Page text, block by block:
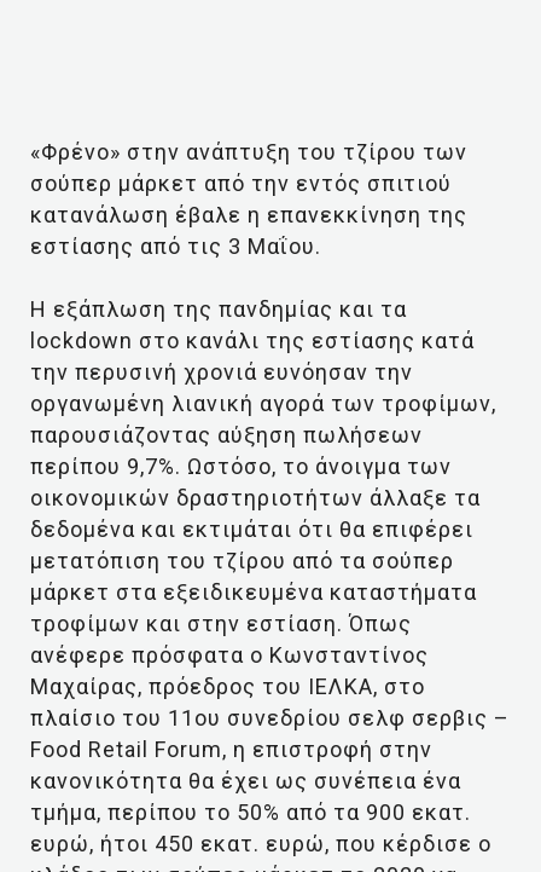
«Φρένο» στην ανάπτυξη του τζίρου των
σούπερ μάρκετ από την εντός σπιτιού
κατανάλωση έβαλε η επανεκκίνηση της
εστίασης από τις 3 Μαΐου.
Η εξάπλωση της πανδημίας και τα
lockdown στο κανάλι της εστίασης κατά
την περυσινή χρονιά ευνόησαν την
οργανωμένη λιανική αγορά των τροφίμων,
παρουσιάζοντας αύξηση πωλήσεων
περίπου 9,7%. Ωστόσο, το άνοιγμα των
οικονομικών δραστηριοτήτων άλλαξε τα
δεδομένα και εκτιμάται ότι θα επιφέρει
μετατόπιση του τζίρου από τα σούπερ
μάρκετ στα εξειδικευμένα καταστήματα
τροφίμων και στην εστίαση. Όπως
ανέφερε πρόσφατα ο Κωνσταντίνος
Μαχαίρας, πρόεδρος του ΙΕΛΚΑ, στο
πλαίσιο του 11ου συνεδρίου σελφ σερβις –
Food Retail Forum, η επιστροφή στην
κανονικότητα θα έχει ως συνέπεια ένα
τμήμα, περίπου το 50% από τα 900 εκατ.
ευρώ, ήτοι 450 εκατ. ευρώ, που κέρδισε ο